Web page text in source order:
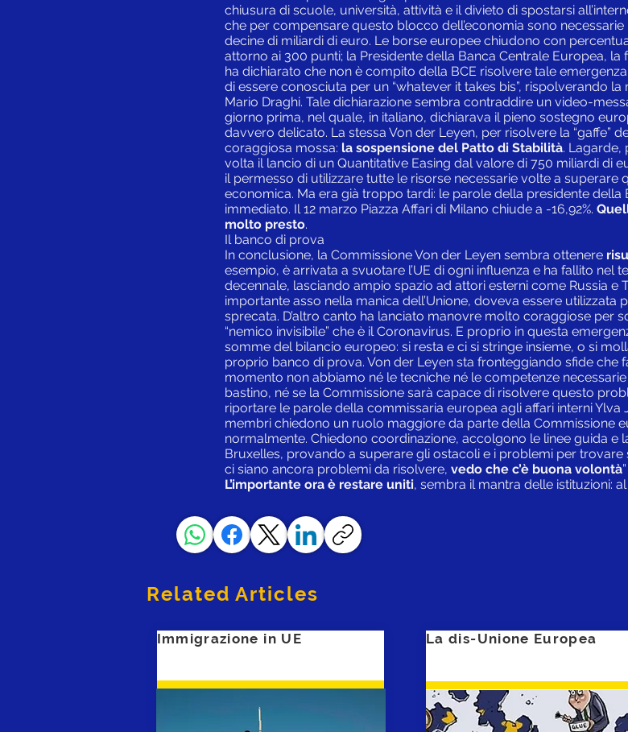
chiusura di scuole, università, attività e il divieto di spostarsi
che per compensare questo blocco dell’economia sono
decine di miliardi di euro. Le borse europee chiudono con
attorno ai 300 punti; la Presidente della Banca Centrale Europea, la
ha dichiarato che non è compito della BCE risolvere tale
di essere conosciuta per un “whatever it takes bis”, rispolverando
Mario Draghi. Tale dichiarazione sembra contraddire un video-
giorno prima, nel quale, in italiano, dichiarava il pieno sostegno
davvero delicato. La stessa Von der Leyen, per risolvere la “gaffe”
coraggiosa mossa: la sospensione del Patto di Stabilità. Lagarde,
volta il lancio di un Quantitative Easing dal valore di 750 miliardi di
il permesso di utilizzare tutte le risorse necessarie volte a superare
economica. Ma era già troppo tardi: le parole della presidente della
immediato. Il 12 marzo Piazza Affari di Milano chiude a -16,92%.
molto presto.
Il banco di prova
In conclusione, la Commissione Von der Leyen sembra ottenere
esempio, è arrivata a svuotare l’UE di ogni influenza e ha fallito nel
decennale, lasciando ampio spazio ad attori esterni come Russia e
importante asso nella manica dell’Unione, doveva essere utilizzata
sprecata. D’altro canto ha lanciato manovre molto coraggiose per
“nemico invisibile” che è il Coronavirus. E proprio in questa
somme del bilancio europeo: si resta e ci si stringe insieme, o si
proprio banco di prova. Von der Leyen sta fronteggiando sfide che
momento non abbiamo né le tecniche né le competenze
bastino, né se la Commissione sarà capace di risolvere questo
riportare le parole della commissaria europea agli affari interni Ylva
membri chiedono un ruolo maggiore da parte della Commissione
normalmente. Chiedono coordinazione, accolgono le linee guida e
Bruxelles, provando a superare gli ostacoli e i problemi per
ci siano ancora problemi da risolvere, vedo che c’è buona volontà
L’importante ora è restare uniti, sembra il mantra delle istituzioni:
Related Articles
Immigrazione in UE La dis-Unione Europea